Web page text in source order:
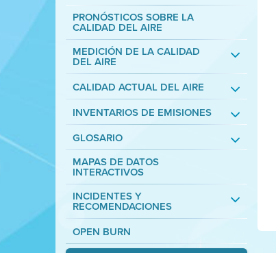
PRONÓSTICOS SOBRE LA
CALIDAD DEL AIRE
MEDICIÓN DE LA CALIDAD
DEL AIRE
CALIDAD ACTUAL DEL AIRE
INVENTARIOS DE EMISIONES
GLOSARIO
MAPAS DE DATOS
INTERACTIVOS
INCIDENTES Y
RECOMENDACIONES
OPEN BURN